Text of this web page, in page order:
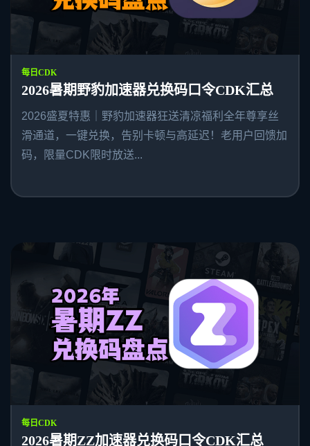
每日CDK
2026暑期野豹加速器兑换码口令CDK汇总
2026盛夏特惠｜野豹加速器狂送清凉福利全年尊享丝
滑通道，一键兑换，告别卡顿与高延迟！老用户回馈加
码，限量CDK限时放送...
每日CDK
2026暑期ZZ加速器兑换码口令CDK汇总